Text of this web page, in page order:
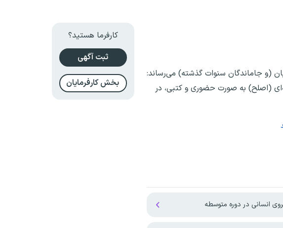
مشمول ماده ۲۸ اساسنامه دانشگاه فرهنگیان (و جاماندگان سنوات گذشته) می‌رساند:
جامع صلاحیت حرفه‌ای (اصلح) به صورت حضوری و کتبی، در
انسانی در دوره متوسطه
کارفرما هستید؟
ثبت آگهی
بخش کارفرمایان